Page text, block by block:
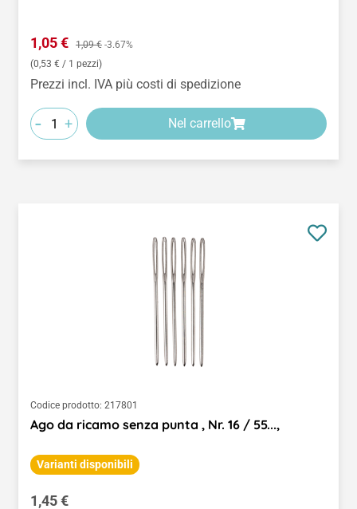
Prezzo di vendita:
1,05 € Prezzo normale:
1,09 € -3.67%
(0,53 € / 1 pezzi)
Prezzi incl. IVA più costi di spedizione
- + Nel carrello
Codice prodotto: 217801
Ago da ricamo senza punta , Nr. 16 / 55...,
Varianti disponibili
Prezzo normale:
1,45 €